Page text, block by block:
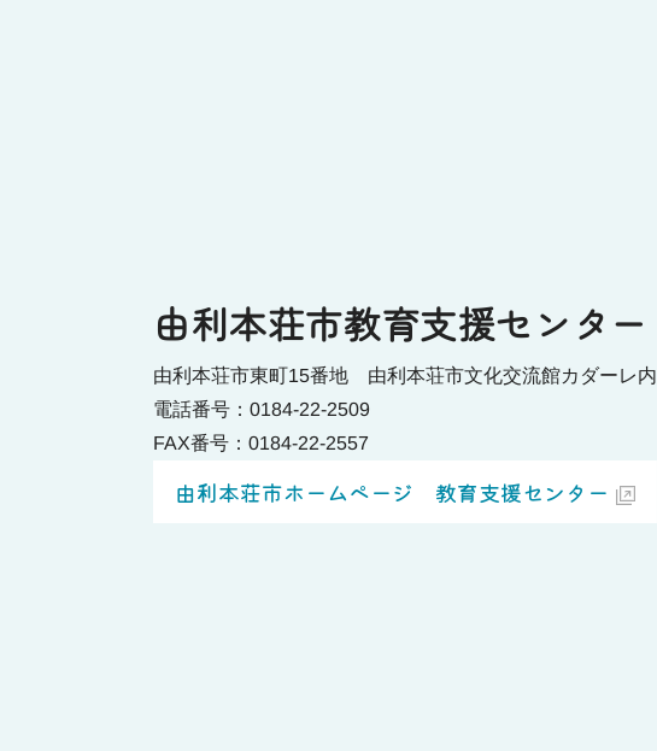
由利本荘市教育支援センター
由利本荘市東町15番地 由利本荘市文化交流館カダーレ内
電話番号：0184-22-2509
FAX番号：0184-22-2557
由利本荘市ホームページ 教育支援センター